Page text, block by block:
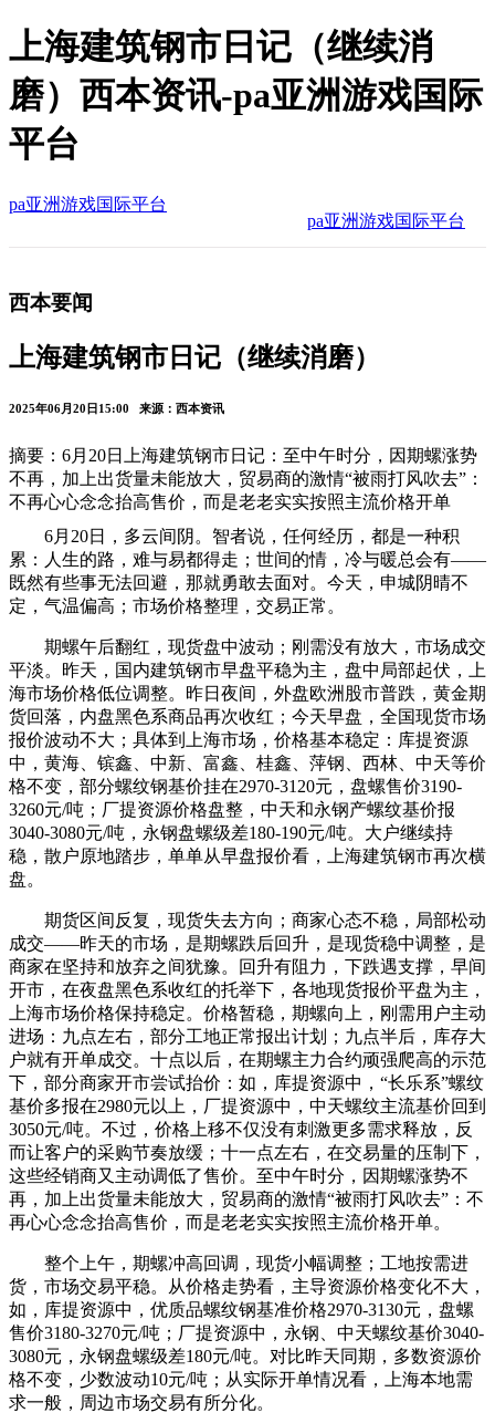
上海建筑钢市日记（继续消
磨）西本资讯-pa亚洲游戏国际
平台
pa亚洲游戏国际平台
pa亚洲游戏国际平台
西本要闻
上海建筑钢市日记（继续消磨）
2025年06月20日15:00 来源：西本资讯
摘要：6月20日上海建筑钢市日记：至中午时分，因期螺涨势
不再，加上出货量未能放大，贸易商的激情“被雨打风吹去”：
不再心心念念抬高售价，而是老老实实按照主流价格开单
6月20日，多云间阴。智者说，任何经历，都是一种积
累：人生的路，难与易都得走；世间的情，冷与暖总会有——
既然有些事无法回避，那就勇敢去面对。今天，申城阴晴不
定，气温偏高；市场价格整理，交易正常。
期螺午后翻红，现货盘中波动；刚需没有放大，市场成交
平淡。昨天，国内建筑钢市早盘平稳为主，盘中局部起伏，上
海市场价格低位调整。昨日夜间，外盘欧洲股市普跌，黄金期
货回落，内盘黑色系商品再次收红；今天早盘，全国现货市场
报价波动不大；具体到上海市场，价格基本稳定：库提资源
中，黄海、镔鑫、中新、富鑫、桂鑫、萍钢、西林、中天等价
格不变，部分螺纹钢基价挂在2970-3120元，盘螺售价3190-
3260元/吨；厂提资源价格盘整，中天和永钢产螺纹基价报
3040-3080元/吨，永钢盘螺级差180-190元/吨。大户继续持
稳，散户原地踏步，单单从早盘报价看，上海建筑钢市再次横
盘。
期货区间反复，现货失去方向；商家心态不稳，局部松动
成交——昨天的市场，是期螺跌后回升，是现货稳中调整，是
商家在坚持和放弃之间犹豫。回升有阻力，下跌遇支撑，早间
开市，在夜盘黑色系收红的托举下，各地现货报价平盘为主，
上海市场价格保持稳定。价格暂稳，期螺向上，刚需用户主动
进场：九点左右，部分工地正常报出计划；九点半后，库存大
户就有开单成交。十点以后，在期螺主力合约顽强爬高的示范
下，部分商家开市尝试抬价：如，库提资源中，“长乐系”螺纹
基价多报在2980元以上，厂提资源中，中天螺纹主流基价回到
3050元/吨。不过，价格上移不仅没有刺激更多需求释放，反
而让客户的采购节奏放缓；十一点左右，在交易量的压制下，
这些经销商又主动调低了售价。至中午时分，因期螺涨势不
再，加上出货量未能放大，贸易商的激情“被雨打风吹去”：不
再心心念念抬高售价，而是老老实实按照主流价格开单。
整个上午，期螺冲高回调，现货小幅调整；工地按需进
货，市场交易平稳。从价格走势看，主导资源价格变化不大，
如，库提资源中，优质品螺纹钢基准价格2970-3130元，盘螺
售价3180-3270元/吨；厂提资源中，永钢、中天螺纹基价3040-
3080元，永钢盘螺级差180元/吨。对比昨天同期，多数资源价
格不变，少数波动10元/吨；从实际开单情况看，上海本地需
求一般，周边市场交易有所分化。